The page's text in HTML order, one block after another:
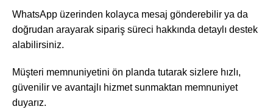
WhatsApp üzerinden kolayca mesaj gönderebilir ya da
doğrudan arayarak sipariş süreci hakkında detaylı destek
alabilirsiniz.
Müşteri memnuniyetini ön planda tutarak sizlere hızlı,
güvenilir ve avantajlı hizmet sunmaktan memnuniyet
duyarız.